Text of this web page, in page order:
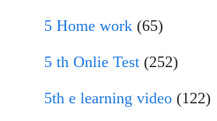
5 Home work (65)
5 th Onlie Test (252)
5th e learning video (122)